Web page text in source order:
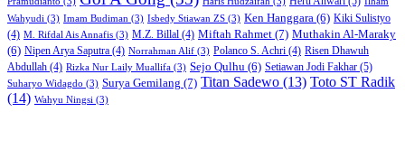
Wahyudi (3) Imam Budiman (3) Isbedy Stiawan ZS (3) Ken Hanggara (6) Kiki Sulistyo
(4) M. Rifdal Ais Annafis (3) M.Z. Billal (4) Miftah Rahmet (7) Muthakin Al-Maraky
(6) Nipen Arya Saputra (4) Norrahman Alif (3) Polanco S. Achri (4) Risen Dhawuh
Abdullah (4) Rizka Nur Laily Muallifa (3) Sejo Qulhu (6) Setiawan Jodi Fakhar (5)
Suharyo Widagdo (3) Surya Gemilang (7) Titan Sadewo (13) Toto ST Radik
(14) Wahyu Ningsi (3)